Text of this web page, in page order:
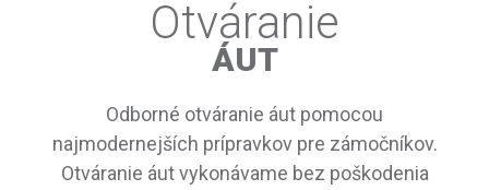
Otváranie
ÁUT
Odborné otváranie áut pomocou
najmodernejších prípravkov pre zámočníkov.
Otváranie áut vykonávame bez poškodenia